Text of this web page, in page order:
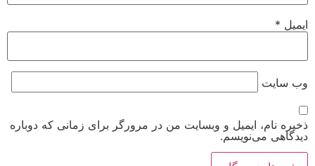
ایمیل *
وب‌ سایت
ذخیره نام، ایمیل و وبسایت من در مرورگر برای زمانی که دوباره
دیدگاهی می‌نویسم.